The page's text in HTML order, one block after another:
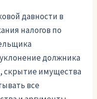
давности в
налогов по
должника
скрытие имущества
все